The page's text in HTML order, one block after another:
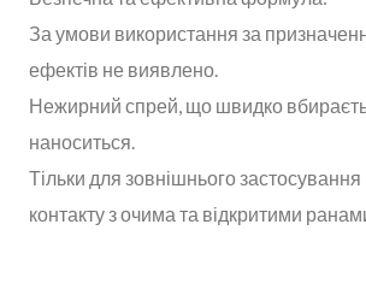
За умови використання за
ефектів не виявлено.
Нежирний спрей, що швидко
наноситься.
Тільки для зовнішнього застосування
контакту з очима та відкритими